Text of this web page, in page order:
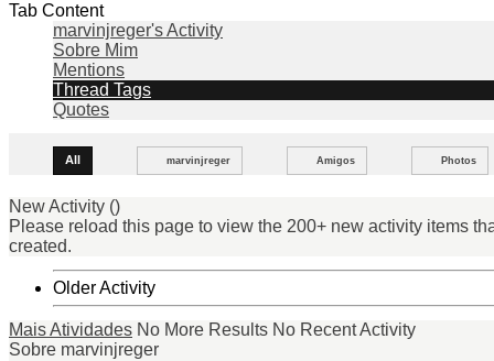
Tab Content
marvinjreger's Activity
Sobre Mim
Mentions
Thread Tags
Quotes
All marvinjreger Amigos Photos
New Activity ()
Please reload this page to view the 200+ new activity items
created.
Older Activity
Mais Atividades No More Results No Recent Activity
Sobre marvinjreger